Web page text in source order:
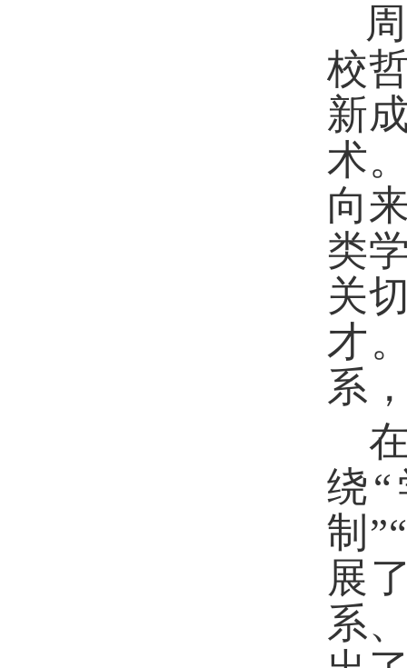
校
新
术
向
类
关
才
系
绕
制
展
系